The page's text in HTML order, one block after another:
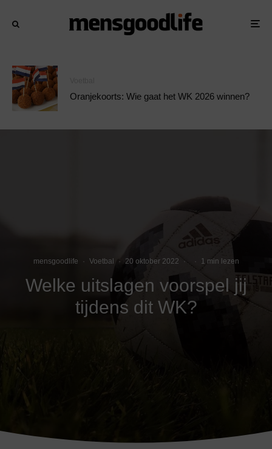
Oranjekoorts: Wie gaat het WK 2026 winnen?
mensgoodlife · Voetbal · 20 oktober 2022 · · 1 min lezen
Welke uitslagen voorspel jij
tijdens dit WK?